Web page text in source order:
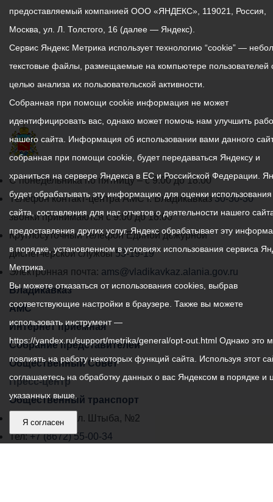
График
работы
администрации
местного
самоуправления
города
Владикавказ:
С понедельника по пятницу – с 9.00 до 18.00
Телефон контакт-центра АМС г. Владикавказ30-30-30
звонки принимаются с 9:00 до 18:00
Круглосуточный телефон Единой дежурной
диспетчерской службы53-19-19
Электронная почта: ams@vladikavkaz.alania.gov.ru
Владикавказ
АМС
Интернет приемная
Собрание представителей
Общественный Совет
Пресс-центр
Общественный транспорт
Владикавказ, пл. Штыба, №2
Тел:+7 (8672) 55-00-34
предоставляемый компанией ООО «ЯНДЕКС», 119021, Россия,
Москва, ул. Л. Толстого, 16 (далее — Яндекс).
Сервис Яндекс Метрика использует технологию “cookie” —
текстовые файлы, размещаемые на компьютере пользователей
целью анализа их пользовательской активности.
Собранная при помощи cookie информация не может
идентифицировать вас, однако может помочь нам улучшить
нашего сайта. Информация об использовании вами данного
собранная при помощи cookie, будет передаваться Яндексу и
храниться на сервере Яндекса в ЕС и Российской Федерации.
будет обрабатывать эту информацию для оценки
сайта, составления для нас отчетов о деятельности нашего
предоставления других услуг. Яндекс обрабатывает эту
в порядке, установленном в условиях использования сервиса
Метрика.
Вы можете отказаться от использования cookies, выбрав
соответствующие настройки в браузере. Также вы можете
использовать инструмент —
https://yandex.ru/support/metrika/general/opt-out.html Однако это
повлиять на работу некоторых функций сайта. Используя этот
соглашаетесь на обработку данных о вас Яндексом в порядке и
указанных выше.
Я согласен